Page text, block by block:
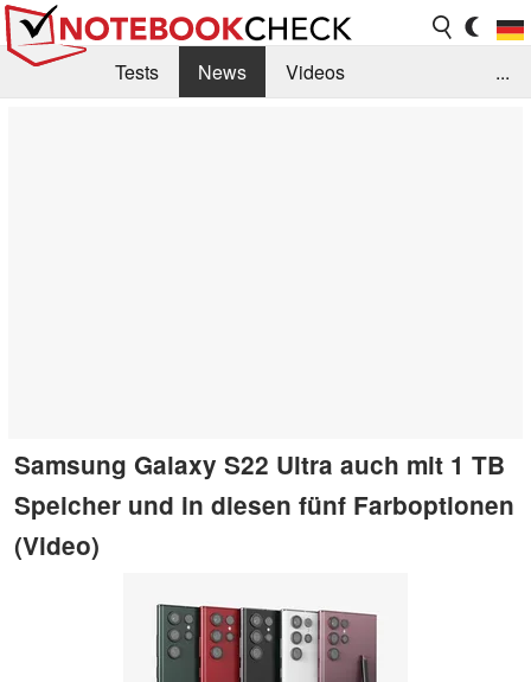
Tests News
Videos
...
Samsung Galaxy S22 Ultra auch mit 1 TB
Speicher und in diesen fünf Farboptionen
(Video)